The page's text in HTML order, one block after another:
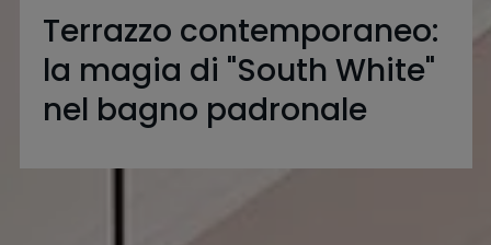
Terrazzo contemporaneo:
la magia di "South White"
nel bagno padronale